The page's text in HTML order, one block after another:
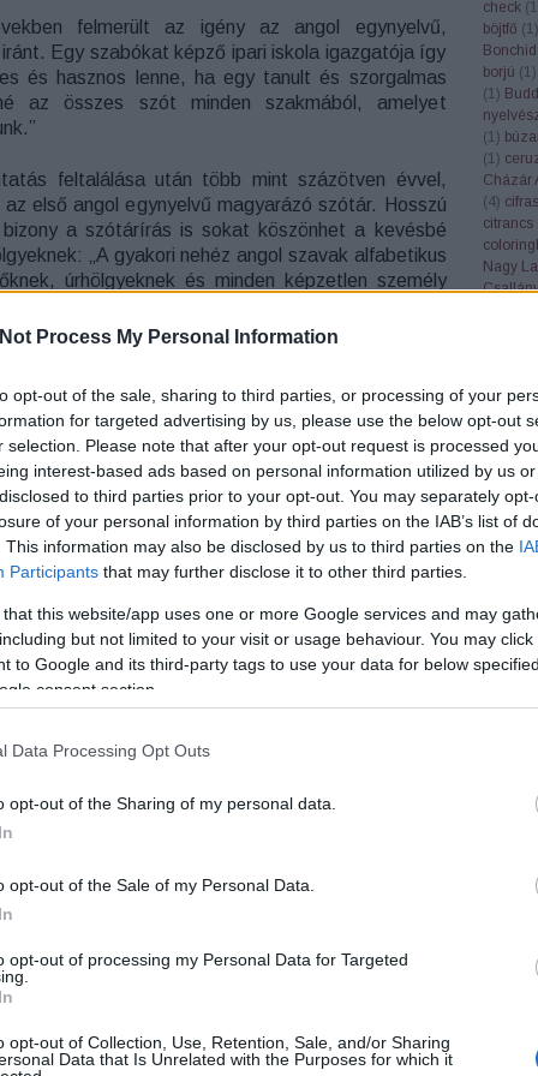
Process My Personal Information
opt-out of the sale, sharing to third parties, or processing of your
for targeted advertising by us, please use the below opt-out
selection. Please note that after your opt-out request is processed
interest-based ads based on personal information utilized by us
to third parties prior to your opt-out. You may separately
of your personal information by third parties on the IAB’s list of
This information may also be disclosed by us to third parties on the
Participants that may further disclose it to other third parties.
that this website/app uses one or more Google services and may
but not limited to your visit or usage behaviour. You may
to Google and its third-party tags to use your data for below
consent section.
Data Processing Opt Outs
opt-out of the Sharing of my personal data.
opt-out of the Sale of my Personal Data.
opt-out of processing my Personal Data for Targeted
opt-out of Collection, Use, Retention, Sale, and/or Sharing
Data that Is Unrelated with the Purposes for which it
felmerült az igény az angol egynyelvű,
Egy szabókat képző ipari iskola igazgatója így
és hasznos lenne, ha egy tanult és szorgalmas
az összes szót minden szakmából, amelyet
feltalálása után több mint százötven évvel,
első angol egynyelvű magyarázó szótár. Hosszú
a szótárírás is sokat köszönhet a kevésbé
„A gyakori nehéz angol szavak alfabetikus
úrhölgyeknek és minden képzetlen személy
középiskolákba csak fiúk járhattak. Ennek
majd pedig a zsargonszavak kerültek be a
szerzők pedig az angol nyelvjárásokból is merítettek
mérföldkőnek számít Samuel Johnson 1755-
of the English Languagecímű nagy méretű
check (1
böjtfő (1)
borjú (1)
(1)
(1)
(1)
Cházár
(4)
citrancs
Nagy
csiperke
Csúcs
Győző
Dreher
1
dukkó
(